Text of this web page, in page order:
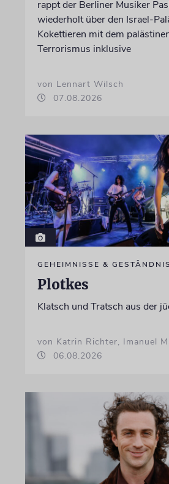
rappt der Berliner Musiker
wiederholt über den Israel-
Kokettieren mit dem
Terrorismus inklusive
von Lennart Wilsch
07.08.2026
GEHEIMNISSE &
Plotkes
Klatsch und Tratsch aus der
von Katrin Richter, Imanuel
06.08.2026